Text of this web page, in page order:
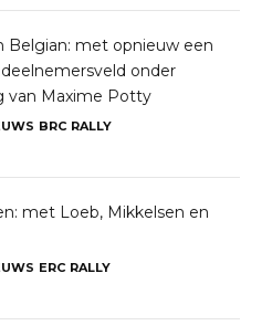
Belgian: met opnieuw een
onder
van Maxime Potty
BRC RALLY
met Loeb, Mikkelsen en
ERC RALLY